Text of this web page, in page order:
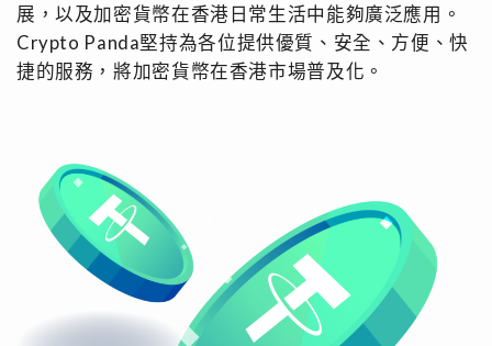
展，以及加密貨幣在香港⽇常⽣活中能夠廣泛應⽤。
Crypto Panda堅持為各位提供優質、安全、⽅便、快
捷的服務，將加密貨幣在香港市場普及化。